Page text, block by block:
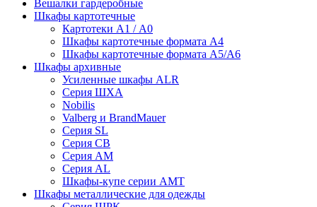
Вешалки гардеробные
Шкафы картотечные
Картотеки А1 / А0
Шкафы картотечные формата А4
Шкафы картотечные формата А5/А6
Шкафы архивные
Усиленные шкафы ALR
Серия ШХА
Nobilis
Valberg и BrandMauer
Cерия SL
Серия СВ
Серия АМ
Серия AL
Шкафы-купе серии AMT
Шкафы металлические для одежды